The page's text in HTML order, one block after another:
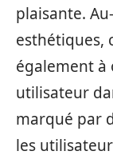
plaisante.
esthétiques,
également à
utilisateur
marqué par
les